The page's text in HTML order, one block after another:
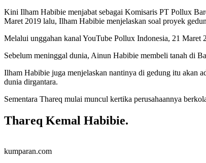
Kini Ilham Habibie menjabat sebagai Komisaris PT Pollux
Maret 2019 lalu, Ilham Habibie menjelaskan soal proyek
Melalui unggahan kanal YouTube Pollux Indonesia, 21 Maret
Sebelum meninggal dunia, Ainun Habibie membeli tanah di
Ilham Habibie juga menjelaskan nantinya di gedung itu akan
dunia dirgantara.
Sementara Thareq mulai muncul kertika perusahaannya
Thareq Kemal Habibie.
kumparan.com